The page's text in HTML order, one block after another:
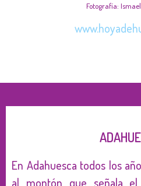
Fotografía:
En Adahuesca todos los
al montón que señala